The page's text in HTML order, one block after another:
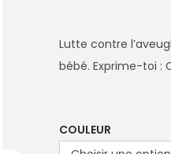
Lutte contre
bébé. Exprime-toi :
COULEUR